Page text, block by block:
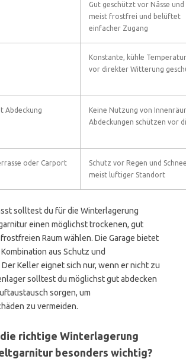
Gut geschützt vor Nässe und
meist frostfrei und belüftet
einfacher Zugang
Konstante, kühle Temperatur
vor direkter Witterung
Abdeckung
Keine Nutzung von
Abdeckungen schützen vor
oder Carport
Schutz vor Regen und
meist luftiger Standort
solltest du für die Winterlagerung
einen möglichst trockenen, gut
Raum wählen. Die Garage bietet
aus Schutz und
Keller eignet sich nur, wenn er nicht zu
solltest du möglichst gut abdecken
sorgen, um
zu vermeiden.
richtige Winterlagerung
besonders wichtig?